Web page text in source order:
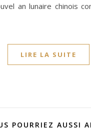
an lunaire chinois
LIRE LA SUITE
POURRIEZ AUSSI